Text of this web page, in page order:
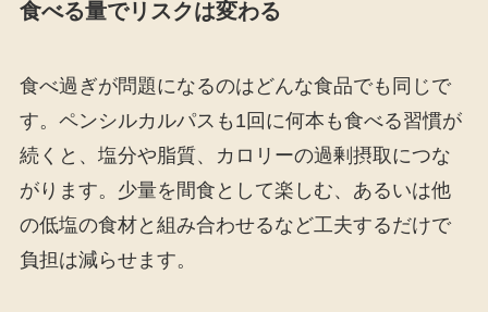
食べる量でリスクは変わる
食べ過ぎが問題になるのはどんな食品でも同じで
す。ペンシルカルパスも1回に何本も食べる習慣が
続くと、塩分や脂質、カロリーの過剰摂取につな
がります。少量を間食として楽しむ、あるいは他
の低塩の食材と組み合わせるなど工夫するだけで
負担は減らせます。